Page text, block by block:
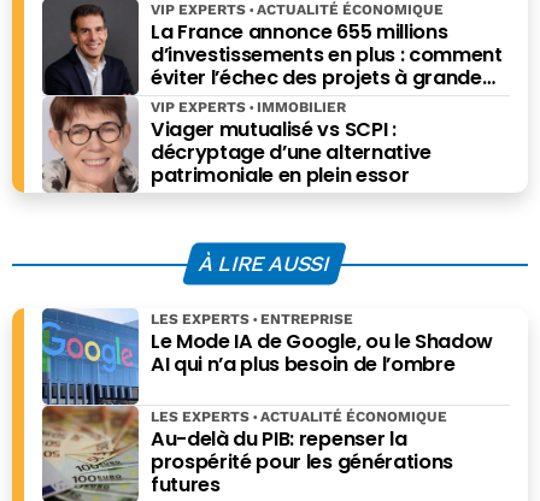
La France annonce 655 millions
d’investissements en plus : comment
éviter l’échec des projets à grande
échelle ?
VIP EXPERTS ACTUALITÉ ÉCONOMIQUE
Viager mutualisé vs SCPI :
décryptage d’une alternative
patrimoniale en plein essor
VIP EXPERTS IMMOBILIER
À LIRE AUSSI
Le Mode IA de Google, ou le Shadow
AI qui n’a plus besoin de l’ombre
LES EXPERTS ENTREPRISE
Au-delà du PIB: repenser la
prospérité pour les générations
futures
LES EXPERTS ACTUALITÉ ÉCONOMIQUE